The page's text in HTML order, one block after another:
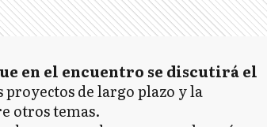
en el encuentro se discutirá el
de largo plazo y la
otros temas.